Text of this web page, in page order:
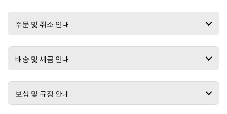
주문 및 취소 안내
배송 및 세금 안내
보상 및 규정 안내